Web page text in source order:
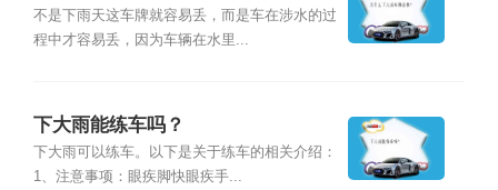
不是下雨天这车牌就容易丢，而是车在涉水的过
程中才容易丢，因为车辆在水里...
下大雨能练车吗？
下大雨可以练车。以下是关于练车的相关介绍：
1、注意事项：眼疾脚快眼疾手...